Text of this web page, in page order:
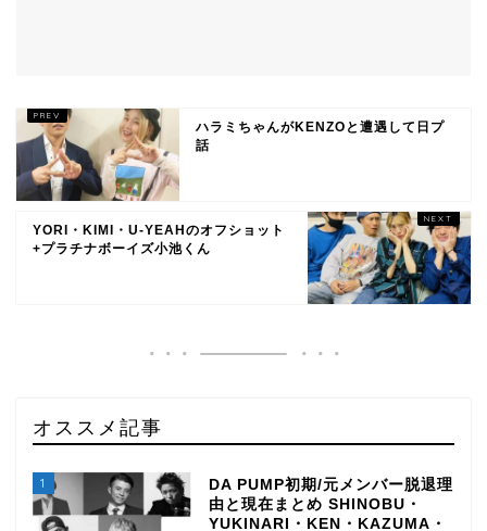
ハラミちゃんがKENZOと遭遇して日プ
話
YORI・KIMI・U-YEAHのオフショット
+プラチナボーイズ小池くん
オススメ記事
1
DA PUMP初期/元メンバー脱退理
由と現在まとめ SHINOBU・
YUKINARI・KEN・KAZUMA・